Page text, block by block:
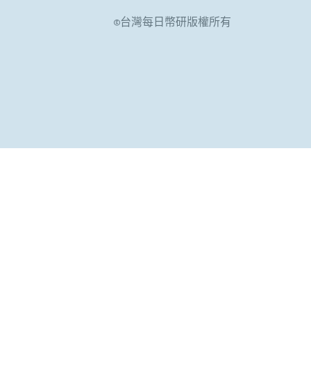
©台灣每日幣研版權所有